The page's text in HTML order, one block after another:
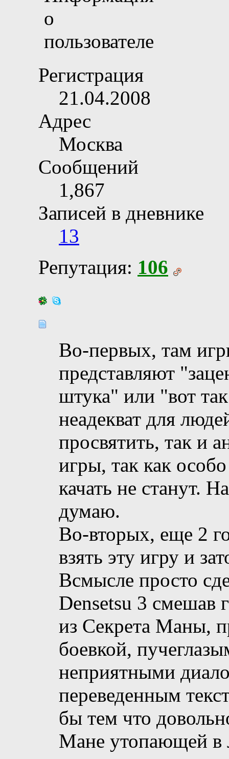
Регистрация
21.04.2008
Адрес
Москва
Сообщений
1,867
Записей в дневнике
13
Репутация: 106
Во-первых, там
представляют
штука" или "вот
неадекват для
просвятить, так и
игры, так как
качать не станут.
думаю.
Во-вторых, еще 2
взять эту игру и
Всмысле просто
Densetsu 3 смешав
из Секрета Маны,
боевкой,
неприятными
переведенным
бы тем что
Мане утопающей в